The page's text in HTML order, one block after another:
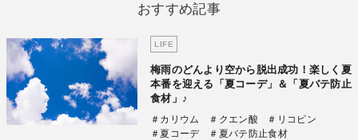
おすすめ記事
LIFE
梅雨のどんより空から脱出成功！楽しく夏
本番を迎える「夏コーデ」＆「夏バテ防止
食材」♪
＃カリウム ＃クエン酸
＃リコピン
＃夏コーデ
＃夏バテ防止食材